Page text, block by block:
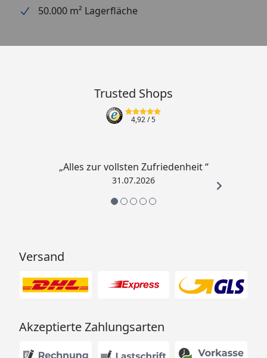
50.000 m² Lagerfläche
Trusted Shops
4,92/ 5
„Alles zur vollsten Zufriedenheit “
31.07.2026
Versand
Akzeptierte Zahlungsarten